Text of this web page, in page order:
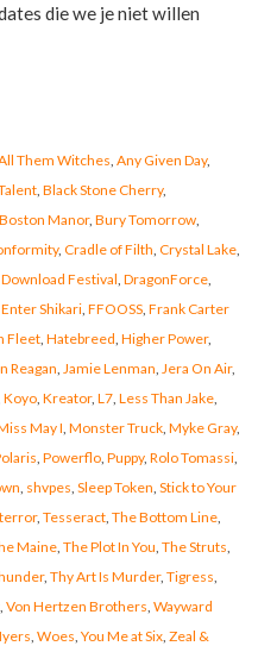
die we je niet willen
Them Witches Any Given Day,
, Black Stone Cherry,
Boston Manor, Bury Tomorrow,
, Cradle of Filth Crystal Lake,
Download Festival DragonForce,
Enter Shikari, FFOOSS, Frank Carter
Fleet, Hatebreed Higher Power,
Reagan Jamie Lenman Jera On Air,
Koyo, Kreator, L7, Less Than Jake,
May I Monster Truck, Myke Gray,
Powerflo, Puppy, Rolo Tomassi,
shvpes Sleep Token Stick to Your
terror, Tesseract, The Bottom Line,
Maine, The Plot In You The Struts
, Thy Art Is Murder, Tigress
Von Hertzen Brothers Wayward
Woes You Me at Six, Zeal &